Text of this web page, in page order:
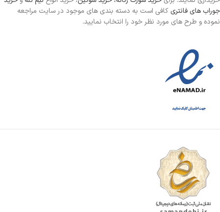
جوراب های فانتری کافی است به دسته بندی های موجود در سایت مراجعه
نموده و طرح های مورد نظر خود را انتخاب نمایید.